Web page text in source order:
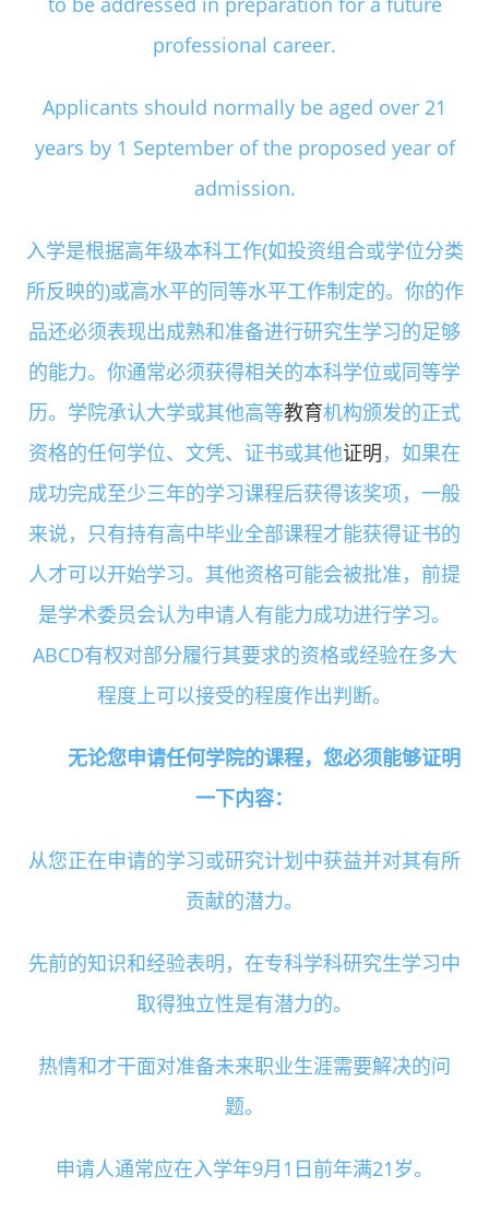
professional career.
Applicants should normally be aged over 21
years by 1 September of the proposed year of
admission.
入学是根据高年级本科工作(如投资组合或学位分类
所反映的)或高水平的同等水平工作制定的。你的作
品还必须表现出成熟和准备进行研究生学习的足够
的能力。你通常必须获得相关的本科学位或同等学
历。学院承认大学或其他高等教育机构颁发的正式
资格的任何学位、文凭、证书或其他证明，如果在
成功完成至少三年的学习课程后获得该奖项，一般
来说，只有持有高中毕业全部课程才能获得证书的
人才可以开始学习。其他资格可能会被批准，前提
是学术委员会认为申请人有能力成功进行学习。
ABCD有权对部分履行其要求的资格或经验在多大
程度上可以接受的程度作出判断。
无论您申请任何学院的课程，您必须能够证明
一下内容：
从您正在申请的学习或研究计划中获益并对其有所
贡献的潜力。
先前的知识和经验表明，在专科学科研究生学习中
取得独立性是有潜力的。
热情和才干面对准备未来职业生涯需要解决的问
题。
申请人通常应在入学年9月1日前年满21岁。